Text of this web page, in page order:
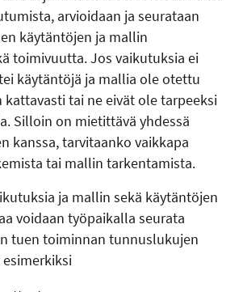
arvioidaan ja seurataan
käytäntöjen ja mallin
toimivuutta. Jos vaikutuksia ei
käytäntöjä ja mallia ole otettu
tai ne eivät ole tarpeeksi
Silloin on mietittävä yhdessä
kanssa, tarvitaanko vaikkapa
tai mallin tarkentamista.
ja mallin sekä käytäntöjen
voidaan työpaikalla seurata
tuen toiminnan tunnuslukujen